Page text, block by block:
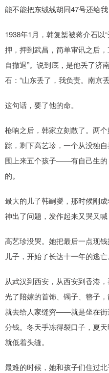
能不能把东绒线胡同47号还给
1938年1月，韩复榘被蒋介石以
押，押到武昌，简单审讯之后
自撤退”。说到底，是他丢了济
石：“山东丢了，我负责。南京
这句话，要了他的命。
枪响之后，韩家立刻散了。两
踪，剩下高艺珍，一个从没独
围上来五个孩子——有自己生的
的。
最大的儿子韩嗣燮，那时候刚
神出了问题，发作起来又哭又喊
高艺珍没哭。她把最后一点现
儿子，开始了长达十一年的逃亡
从武汉到西安，从西安到香港
光了陪嫁的首饰、镯子、簪子
就去给人家缝穷——就是坐在街
分钱。冬天手冻得裂口子，夏
就低着头缝。
最难的时候，她和孩子们住过